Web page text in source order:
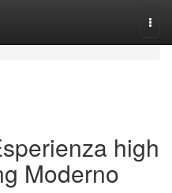
high
Moderno